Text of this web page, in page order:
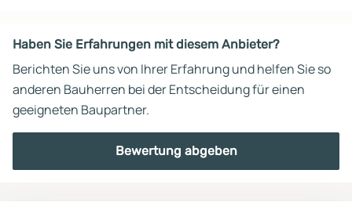
Haben Sie Erfahrungen mit diesem Anbieter?
Berichten Sie uns von Ihrer Erfahrung und helfen Sie so
anderen Bauherren bei der Entscheidung für einen
geeigneten Baupartner.
Bewertung abgeben